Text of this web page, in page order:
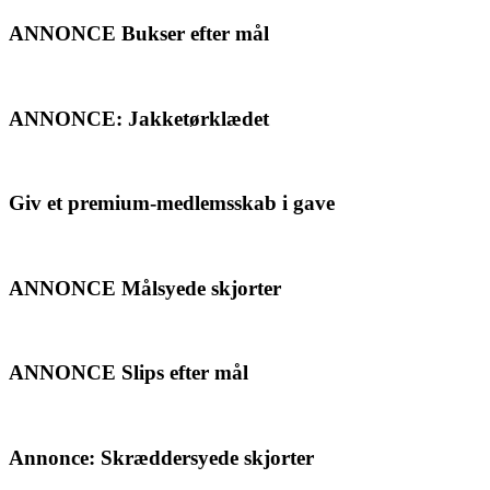
ANNONCE Bukser efter mål
ANNONCE: Jakketørklædet
Giv et premium-medlemsskab i gave
ANNONCE Målsyede skjorter
ANNONCE Slips efter mål
Annonce: Skræddersyede skjorter